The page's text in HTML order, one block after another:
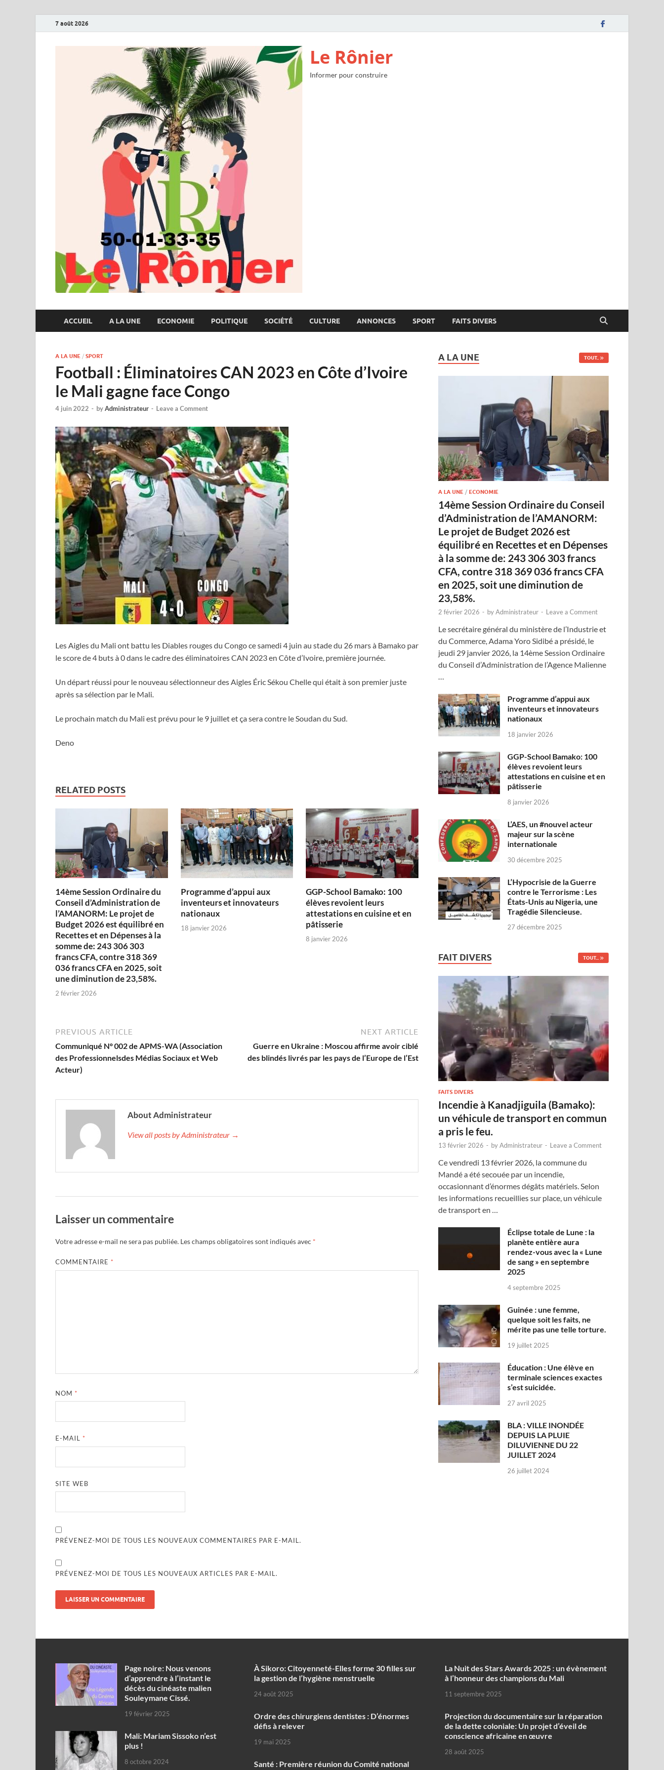
7 août 2026
Le Rônier
Informer pour construire
ACCUEIL A LA UNE ECONOMIE POLITIQUE SOCIÉTÉ CULTURE ANNONCES SPORT FAITS DIVERS
A LA UNE / SPORT
Football : Éliminatoires CAN 2023 en Côte d’Ivoire
le Mali gagne face Congo
4 juin 2022 - byAdministrateur - Leave a Comment
Les Aigles du Mali ont battu les Diables rouges du Congo ce samedi 4 juin au stade du 26 mars à Bamako par
le score de 4 buts à 0 dans le cadre des éliminatoires CAN 2023 en Côte d’Ivoire, première journée.
Un départ réussi pour le nouveau sélectionneur des Aigles Éric Sékou Chelle qui était à son premier juste
après sa sélection par le Mali.
Le prochain match du Mali est prévu pour le 9 juillet et ça sera contre le Soudan du Sud.
Deno
RELATED POSTS
14ème Session Ordinaire du
Conseil d’Administration de
l’AMANORM: Le projet de
Budget 2026 est équilibré en
Recettes et en Dépenses à la
somme de: 243 306 303
francs CFA, contre 318 369
036 francs CFA en 2025, soit
une diminution de 23,58%.
2 février 2026
Programme d’appui aux
inventeurs et innovateurs
nationaux
18 janvier 2026
GGP-School Bamako: 100
élèves revoient leurs
attestations en cuisine et en
pâtisserie
8 janvier 2026
PREVIOUS ARTICLE
Communiqué N° 002 de APMS-WA (Association
des Professionnelsdes Médias Sociaux et Web
Acteur)
NEXT ARTICLE
Guerre en Ukraine : Moscou affirme avoir ciblé
des blindés livrés par les pays de l’Europe de l’Est
About Administrateur
View all posts by Administrateur →
Laisser un commentaire
Votre adresse e-mail ne sera pas publiée. Les champs obligatoires sont indiqués avec *
COMMENTAIRE *
NOM *
E-MAIL *
SITE WEB
PRÉVENEZ-MOI DE TOUS LES NOUVEAUX COMMENTAIRES PAR E-MAIL.
PRÉVENEZ-MOI DE TOUS LES NOUVEAUX ARTICLES PAR E-MAIL.
A LA UNE TOUT..
A LA UNE /ECONOMIE
14ème Session Ordinaire du Conseil
d’Administration de l’AMANORM:
Le projet de Budget 2026 est
équilibré en Recettes et en Dépenses
à la somme de: 243 306 303 francs
CFA, contre 318 369 036 francs CFA
en 2025, soit une diminution de
23,58%.
2 février 2026 - byAdministrateur - Leave a Comment
Le secrétaire général du ministère de l’Industrie et
du Commerce, Adama Yoro Sidibé a présidé, le
jeudi 29 janvier 2026, la 14ème Session Ordinaire
du Conseil d’Administration de l’Agence Malienne
…
Programme d’appui aux
inventeurs et innovateurs
nationaux
18 janvier 2026
GGP-School Bamako: 100
élèves revoient leurs
attestations en cuisine et en
pâtisserie
8 janvier 2026
L’AES, un #nouvel acteur
majeur sur la scène
internationale
30 décembre 2025
L’Hypocrisie de la Guerre
contre le Terrorisme : Les
États-Unis au Nigeria, une
Tragédie Silencieuse.
27 décembre 2025
FAIT DIVERS TOUT...
FAITS DIVERS
Incendie à Kanadjiguila (Bamako):
un véhicule de transport en commun
a pris le feu.
13 février 2026 - byAdministrateur - Leave a Comment
Ce vendredi 13 février 2026, la commune du
Mandé a été secouée par un incendie,
occasionnant d’énormes dégâts matériels. Selon
les informations recueillies sur place, un véhicule
de transport en …
Éclipse totale de Lune : la
planète entière aura
rendez-vous avec la « Lune
de sang » en septembre
2025
4 septembre 2025
Guinée : une femme,
quelque soit les faits, ne
mérite pas une telle torture.
19 juillet 2025
Éducation : Une élève en
terminale sciences exactes
s’est suicidée.
27 avril 2025
BLA : VILLE INONDÉE
DEPUIS LA PLUIE
DILUVIENNE DU 22
JUILLET 2024
26 juillet 2024
Page noire: Nous venons
d’apprendre à l’instant le
décès du cinéaste malien
Souleymane Cissé.
19 février 2025
Mali: Mariam Sissoko n’est
plus !
8 octobre 2024
À Sikoro: Citoyenneté-Elles forme 30 filles sur
la gestion de l’hygiène menstruelle
24 août 2025
Ordre des chirurgiens dentistes : D’énormes
défis à relever
19 mai 2025
Santé : Première réunion du Comité national
‎La Nuit des Stars Awards 2025 : un évènement
à l’honneur des champions du Mali
11 septembre 2025
Projection du documentaire sur la réparation
de la dette coloniale: Un projet d’éveil de
conscience africaine en œuvre‎
28 août 2025